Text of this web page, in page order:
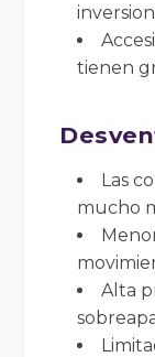
tienen
Las
mucho
Alta